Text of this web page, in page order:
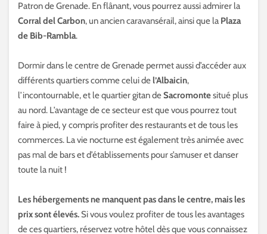
Patron de Grenade. En flânant, vous pourrez aussi admirer la
Corral del Carbon, un ancien caravansérail, ainsi que la Plaza
de Bib-Rambla.
Dormir dans le centre de Grenade permet aussi d’accéder aux
différents quartiers comme celui de l’Albaicin,
l’incontournable, et le quartier gitan deSacromontesitué plus
au nord. L’avantage de ce secteur est que vous pourrez tout
faire à pied, y compris profiter des restaurants et de tous les
commerces. La vie nocturne est également très animée avec
pas mal de bars et d’établissements pour s’amuser et danser
toute la nuit !
Les hébergements ne manquent pas dans le centre, mais les
prix sont élevés. Si vous voulez profiter de tous les avantages
de ces quartiers, réservez votre hôtel dès que vous connaissez